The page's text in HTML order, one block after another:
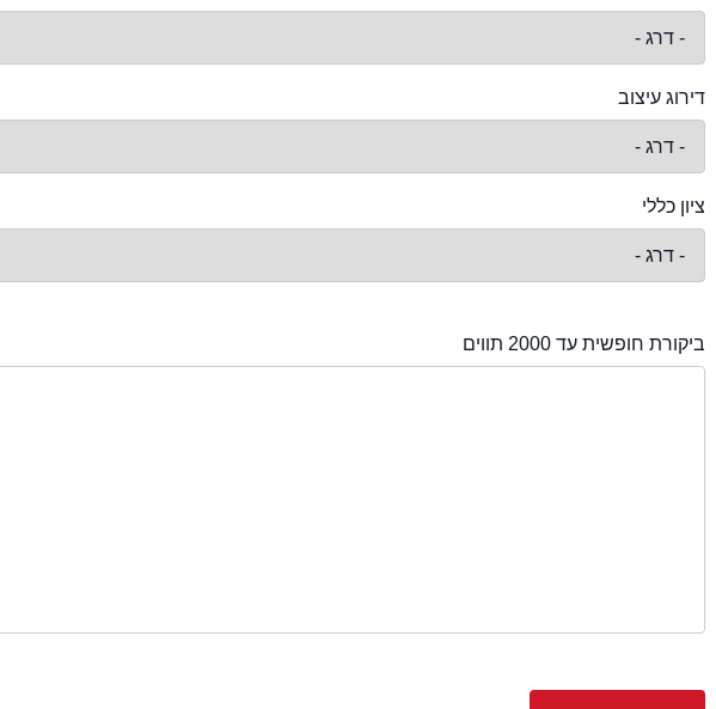
דירוג עיצוב
ציון כללי
ביקורת חופשית עד 2000 תווים